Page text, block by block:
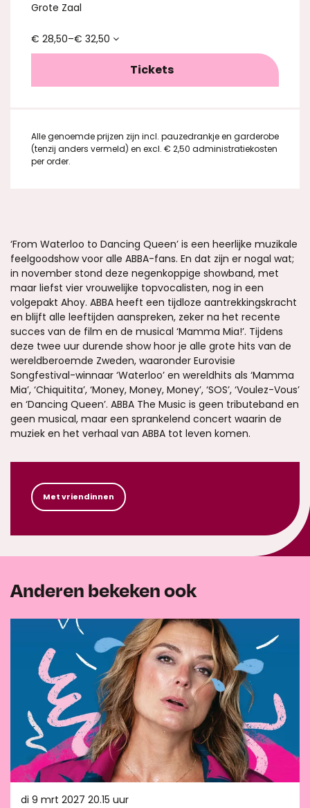
Grote Zaal
€ 28,50–€ 32,50
Tickets
Alle genoemde prijzen zijn incl. pauzedrankje en garderobe
(tenzij anders vermeld) en excl. € 2,50 administratiekosten
per order.
‘From Waterloo to Dancing Queen’ is een heerlijke muzikale
feelgoodshow voor alle ABBA-fans. En dat zijn er nogal wat;
in november stond deze negenkoppige showband, met
maar liefst vier vrouwelijke topvocalisten, nog in een
volgepakt Ahoy. ABBA heeft een tijdloze aantrekkingskracht
en blijft alle leeftijden aanspreken, zeker na het recente
succes van de film en de musical ‘Mamma Mia!’. Tijdens
deze twee uur durende show hoor je alle grote hits van de
wereldberoemde Zweden, waaronder Eurovisie
Songfestival-winnaar ‘Waterloo’ en wereldhits als ‘Mamma
Mia’, ‘Chiquitita’, ‘Money, Money, Money’, ‘SOS’, ‘Voulez-Vous’
en ‘Dancing Queen’. ABBA The Music is geen tributeband en
geen musical, maar een sprankelend concert waarin de
muziek en het verhaal van ABBA tot leven komen.
Met vriendinnen
Anderen bekeken ook
di 9 mrt 2027 20.15 uur